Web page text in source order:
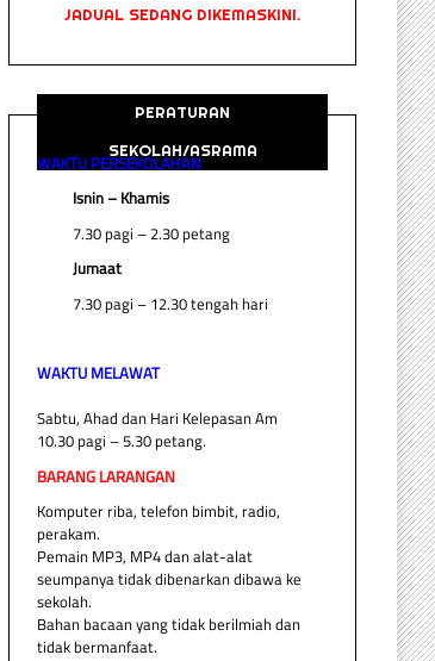
JADUAL SEDANG DIKEMASKINI.
PERATURAN
SEKOLAH/ASRAMA
WAKTU PERSEKOLAHAN
Isnin – Khamis
7.30 pagi – 2.30 petang
Jumaat
7.30 pagi – 12.30 tengah hari
WAKTU MELAWAT
Sabtu, Ahad dan Hari Kelepasan Am
10.30 pagi – 5.30 petang.
BARANG LARANGAN
Komputer riba, telefon bimbit, radio,
perakam.
Pemain MP3, MP4 dan alat-alat
seumpanya tidak dibenarkan dibawa ke
sekolah.
Bahan bacaan yang tidak berilmiah dan
tidak bermanfaat.